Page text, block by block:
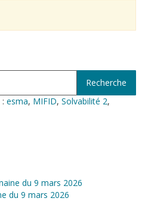
esma, MIFID, Solvabilité 2,
du 9 mars 2026
du 9 mars 2026